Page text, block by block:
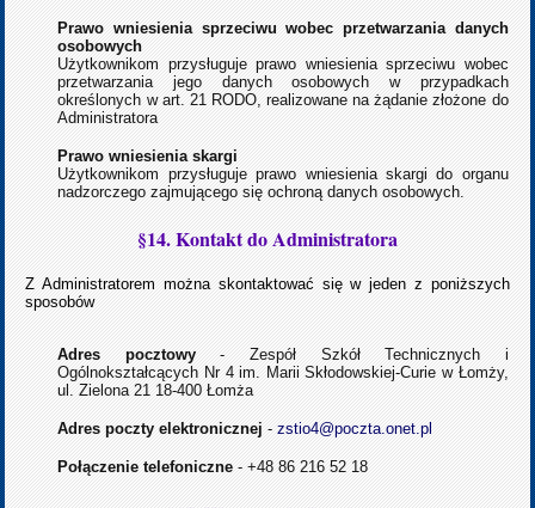
Prawo wniesienia sprzeciwu wobec przetwarzania danych
osobowych
Użytkownikom przysługuje prawo wniesienia sprzeciwu wobec
przetwarzania jego danych osobowych w przypadkach
określonych w art. 21 RODO, realizowane na żądanie złożone do
Administratora
Prawo wniesienia skargi
Użytkownikom przysługuje prawo wniesienia skargi do organu
nadzorczego zajmującego się ochroną danych osobowych.
§14. Kontakt do Administratora
Z Administratorem można skontaktować się w jeden z poniższych
sposobów
Adres pocztowy- Zespół Szkół Technicznych i
Ogólnokształcących Nr 4 im. Marii Skłodowskiej-Curie w Łomży,
ul. Zielona 21 18-400 Łomża
Adres poczty elektronicznej -zstio4@poczta.onet.pl
Połączenie telefoniczne - +48 86 216 52 18